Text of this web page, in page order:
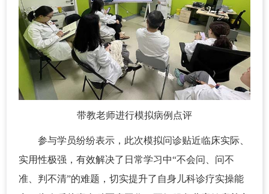
带教老师进行模拟病例点评
参与学员纷纷表示，此次模拟问诊贴近临床实际、
实用性极强，有效解决了日常学习中“不会问、问不
准、判不清”的难题，切实提升了自身儿科诊疗实操能